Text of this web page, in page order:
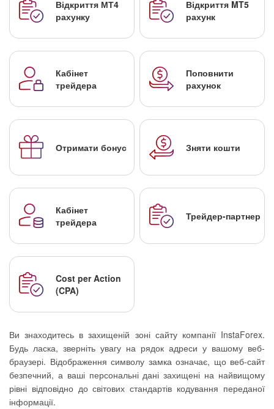
Відкриття МТ4
рахунку
Відкриття MT5
рахунк
Кабінет
трейдера
Поповнити
рахунок
Отримати бонус Зняти кошти
Кабінет
трейдера
Трейдер-партнер
Cost per Action
(CPA)
Ви знаходитесь в захищеній зоні сайту компанії InstaForex.
Будь ласка, зверніть увагу на рядок адреси у вашому веб-
браузері. Відображення символу замка означає, що веб-сайт
безпечний, а ваші персональні дані захищені на найвищому
рівні відповідно до світових стандартів кодування переданої
інформації.